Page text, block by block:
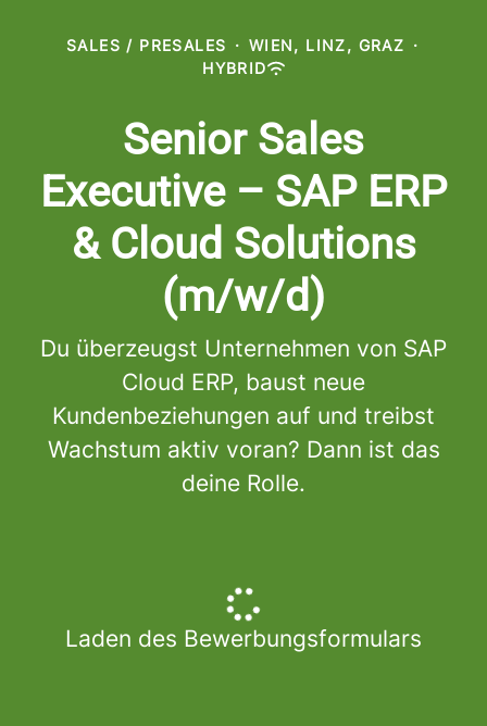
SALES / PRESALES · WIEN, LINZ, GRAZ ·
HYBRID
Senior Sales
Executive – SAP ERP
& Cloud Solutions
(m/w/d)
Du überzeugst Unternehmen von SAP
Cloud ERP, baust neue
Kundenbeziehungen auf und treibst
Wachstum aktiv voran? Dann ist das
deine Rolle.
Laden des Bewerbungsformulars